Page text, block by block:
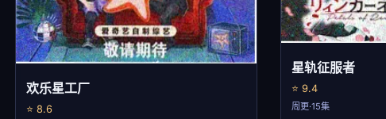
欢乐星工厂
⭐ 8.6
星轨征服者
⭐ 9.4
周更·15集